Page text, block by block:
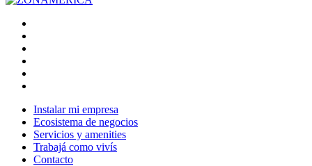
Instalar mi empresa
Ecosistema de negocios
Servicios y amenities
Trabajá como vivís
Contacto